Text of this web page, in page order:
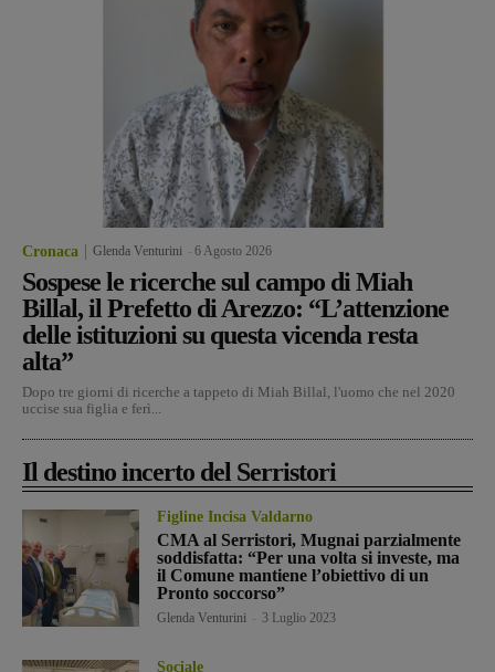
Cronaca Glenda Venturini 6 Agosto 2026
Sospese le ricerche sul campo di Miah
Billal, il Prefetto di Arezzo: “L’attenzione
delle istituzioni su questa vicenda resta
alta”
Dopo tre giorni di ricerche a tappeto di Miah Billal, l'uomo che nel 2020
uccise sua figlia e ferì...
Il destino incerto del Serristori
Figline Incisa Valdarno
CMA al Serristori, Mugnai parzialmente
soddisfatta: “Per una volta si investe, ma
il Comune mantiene l’obiettivo di un
Pronto soccorso”
Glenda Venturini 3 Luglio 2023
Sociale